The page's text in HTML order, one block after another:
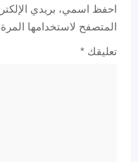
احفظ اسمي، بريدي
المتصفح لاستخدامها
تعليقك *